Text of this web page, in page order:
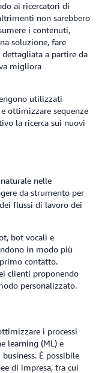
ai ricercatori di
non sarebbero
i contenuti,
soluzione, fare
a partire da
migliora
utilizzati
ottimizzare sequenze
la ricerca sui nuovi
nelle
da strumento per
flussi di lavoro dei
bot vocali e
in modo più
contatto.
clienti proponendo
personalizzato.
i processi
learning (ML) e
È possibile
di impresa, tra cui